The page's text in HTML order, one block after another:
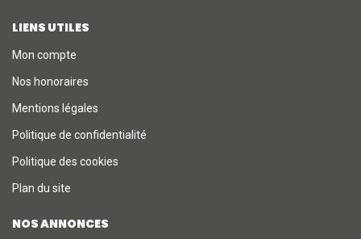
LIENS UTILES
Mon compte
Nos honoraires
Mentions légales
Politique de confidentialité
Politique des cookies
Plan du site
NOS ANNONCES